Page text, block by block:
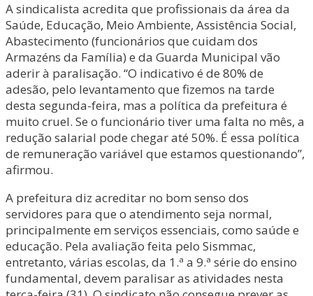
A sindicalista acredita que profissionais da área da
Saúde, Educação, Meio Ambiente, Assistência Social,
Abastecimento (funcionários que cuidam dos
Armazéns da Família) e da Guarda Municipal vão
aderir à paralisação. “O indicativo é de 80% de
adesão, pelo levantamento que fizemos na tarde
desta segunda-feira, mas a política da prefeitura é
muito cruel. Se o funcionário tiver uma falta no mês, a
redução salarial pode chegar até 50%. É essa política
de remuneração variável que estamos questionando”,
afirmou.
A prefeitura diz acreditar no bom senso dos
servidores para que o atendimento seja normal,
principalmente em serviços essenciais, como saúde e
educação. Pela avaliação feita pelo Sismmac,
entretanto, várias escolas, da 1.ª a 9.ª série do ensino
fundamental, devem paralisar as atividades nesta